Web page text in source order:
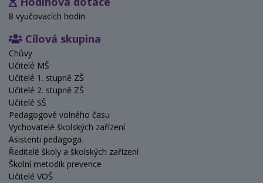
8 vyučovacích hodin
Cílová skupina
Chůvy
Učitelé MŠ
Učitelé 1. stupně ZŠ
Učitelé 2. stupně ZŠ
Učitelé SŠ
Pedagogové volného času
Vychovatelé školských zařízení
Asistenti pedagoga
Ředitelé školy a školských zařízení
Školní metodik prevence
Učitelé VOŠ